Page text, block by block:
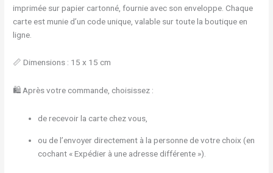
imprimée sur papier cartonné, fournie avec son enveloppe. Chaque
carte est munie d’un code unique, valable sur toute la boutique en
ligne.
📏 Dimensions : 15 x 15 cm
🛍 Après votre commande, choisissez :
de recevoir la carte chez vous,
ou de l’envoyer directement à la personne de votre choix (en
cochant « Expédier à une adresse différente »).